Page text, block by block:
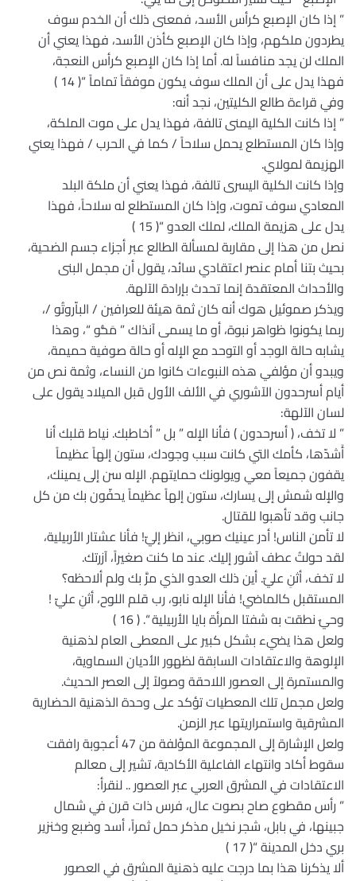
” إذا كان الإصبع كرأس الأسد، فمعنى ذلك أن الخدم سوف
يطردون ملكهم، وإذا كان الإصبع كأذن الأسد، فهذا يعني أن
الملك لن يجد منافساً له. أما إذا كان الإصبع كرأس النعجة،
فهذا يدل على أن الملك سوف يكون موفقاً تماماً “( 14 )
وفي قراءة طالع الكليتين، نجد أنه:
” إذا كانت الكلية اليمنى تالفة، فهذا يدل على موت الملكة،
وإذا كان المستطلع يحمل سلاحاً / كما في الحرب / فهذا يعني
الهزيمة لمولاي.
وإذا كانت الكلية اليسرى تالفة، فهذا يعني أن ملكة البلد
المعادي سوف تموت، وإذا كان المستطلع له سلاحاً، فهذا
يدل على هزيمة الملك، لملك العدو “( 15 )
نصل من هذا إلى مقاربة لمسألة الطالع عبر أجزاء جسم الضحية،
بحيث بتنا أمام عنصر اعتقادي سائد، يقول أن مجمل البنى
والأحداث المعتقدة إنما تحدث بإرادة الآلهة.
ويذكر صموئيل هوك أنه كان ثمة هيئة للعرافين / الباّروتُو /،
ربما يكونوا ظواهر نبوة، أو ما يسمى آنذاك ” مَحُّو “، وهذا
يشابه حالة الوجد أو التوحد مع الإله أو حالة صوفية حميمة،
ويبدو أن مؤلفي هذه النبوءات كانوا من النساء، وثمة نص من
أيام أسرحدون الآشوري في الألف الأول قبل الميلاد يقول على
لسان الآلهة:
” لا تخف، ( أسرحدون ) فأنا الإله ” بل ” أخاطبك. نياط قلبك أنا
أَشدّها، كأمك التي كانت سبب وجودك، ستون إلهاً عظيماً
يقفون جميعاً معي ويولونك حمايتهم. الإله سن إلى يمينك،
والإله شمش إلى يسارك، ستون إلهاً عظيماً يحفّون بك من كل
جانب وقد تأهبوا للقتال.
لا تأمن الناس! أدر عينيك صوبي، انظر إليّ! فأنا عشتار الأربيلية،
لقد حولتُ عطف آشور إليك. عند ما كنت صغيراً، آزرتك.
لا تخف، أثنِ عليّ. أين ذلك العدو الذي مرَّ بك ولم ألاحظه؟
المستقبل كالماضي! فأنا الإله نابو، رب قلم اللوح، أثنِ عليّ !
وحيٌ نطقت به شفتا المرأة بايا الأربيلية “. ( 16 )
ولعل هذا يضيء بشكل كبير على المعطى العام لذهنية
الإلوهة والاعتقادات السابقة لظهور الأديان السماوية،
والمستمرة إلى العصور اللاحقة وصولاً إلى العصر الحديث.
ولعل مجمل تلك المعطيات تؤكد على وحدة الذهنية الحضارية
المشرقية واستمراريتها عبر الزمن.
ولعل الإشارة إلى المجموعة المؤلفة من 47 أعجوبة رافقت
سقوط أكاد وانتهاء الفاعلية الأكادية، تشير إلى معالم
الاعتقادات في المشرق العربي عبر العصور .. لنقرأ:
” رأس مقطوع صاح بصوت عال، فرس ذات قرن في شمال
جبينها، في بابل، شجر نخيل مذكر حمل ثمراً، أسد وضبع وخنزير
بري دخل المدينة “( 17 )
ألا يذكرنا هذا بما درجت عليه ذهنية المشرق في العصور